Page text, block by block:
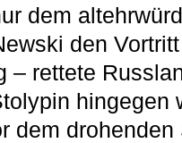
dem
den
– rettete
hingegen
dem